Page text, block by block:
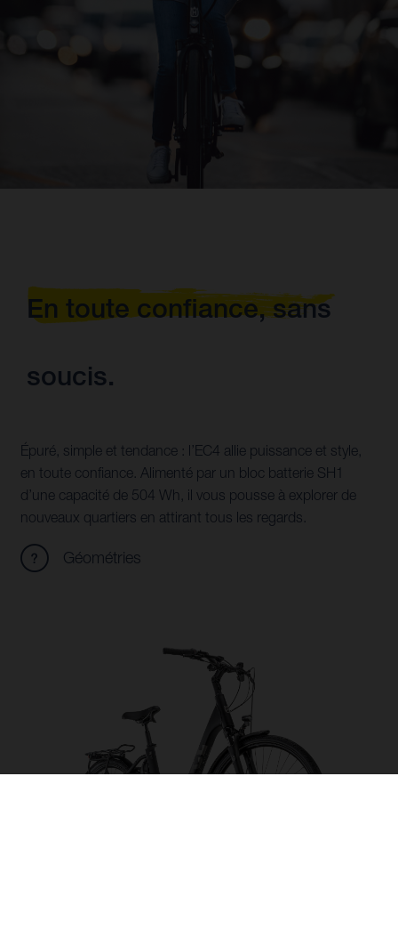
En toute confiance, sans
soucis.
Épuré, simple et tendance : l’EC4 allie puissance et style,
en toute confiance. Alimenté par un bloc batterie SH1
d’une capacité de 504 Wh, il vous pousse à explorer de
nouveaux quartiers en attirant tous les regards.
Géométries